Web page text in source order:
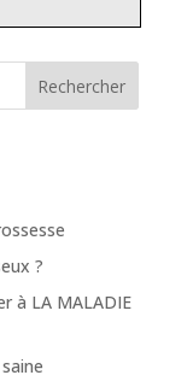
?
à LA MALADIE